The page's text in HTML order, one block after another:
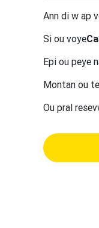
Ann di w ap
Si ou voye
Epi ou peye
Montan ou
Ou pral